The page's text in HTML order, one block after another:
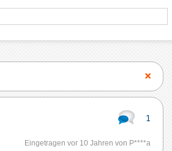
1
Eingetragen vor 10 Jahren von P****a